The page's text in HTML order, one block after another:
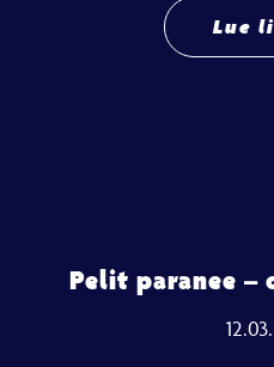
Lue
Pelit paranee –